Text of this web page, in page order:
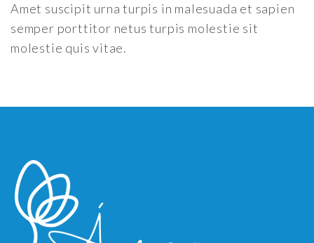
Amet suscipit urna turpis in malesuada et sapien
semper porttitor netus turpis molestie sit
molestie quis vitae.